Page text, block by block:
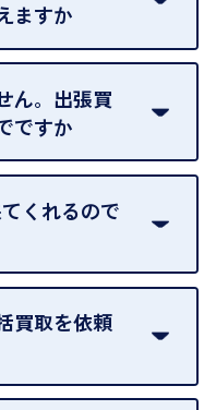
ますか
受けできません。ご指
の迷惑となることが考
ん。出張買
ですか
19時です。
よっては対応させてい
くれるので
。
買取を依頼
買取をご利用くださ